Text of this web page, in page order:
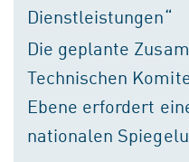
Dienstleistungen“
Die geplante
Technischen
Ebene erfordert
nationalen